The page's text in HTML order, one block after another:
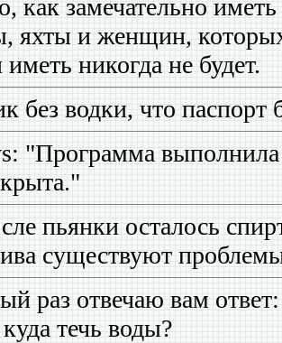
как замечательно
яхты и женщин,
никогда не будет.
без водки, что паспорт
"Программа
пьянки осталось
существуют
раз отвечаю вам
течь воды?